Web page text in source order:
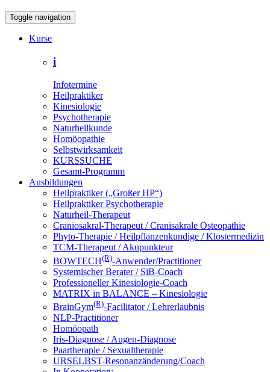
Toggle navigation
Kurse
i
Infotermine
Heilpraktiker
Kinesiologie
Psychotherapie
Naturheilkunde
Homöopathie
Selbstwirksamkeit
KURSSUCHE
Gesamt-Programm
Ausbildungen
Heilpraktiker („Großer HP“)
Heilpraktiker Psychotherapie
Naturheil-Therapeut
Craniosakral-Therapeut / Cranisakrale Osteopathie
Phyto-Therapie / Heilpflanzenkundige / Klostermedizin
TCM-Therapeut / Akupunkteur
BOWTECH(R)-Anwender/Practitioner
Systemischer Berater / SiB-Coach
Professioneller Kinesiologie-Coach
MATRIX in BALANCE – Kinesiologie
BrainGym(R)-Facilitator / Lehrerlaubnis
NLP-Practitioner
Homöopath
Iris-Diagnose / Augen-Diagnose
Paartherapie / Sexualtherapie
URSELBST-Resonanzänderung/Coach